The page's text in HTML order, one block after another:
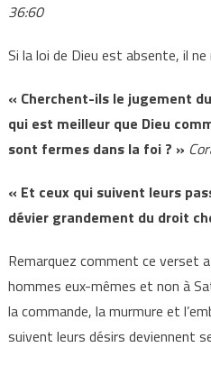
36:60
Si la loi de Dieu est absente, il ne
« Cherchent-ils le jugement
qui est meilleur que Dieu
sont fermes dans la foi ? »
« Et ceux qui suivent leurs
dévier grandement du droit
Remarquez comment ce verset
hommes eux-mêmes et non à
la commande, la murmure et
suivent leurs désirs deviennent